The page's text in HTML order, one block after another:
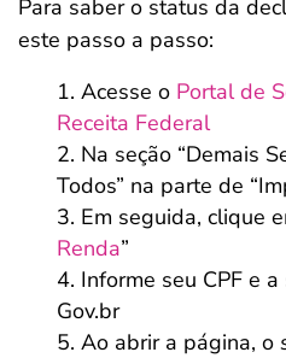
Para saber o status da
este passo a passo:
Acesse o Portal de
Receita Federal
Na seção “Demais
Todos” na parte de
Em seguida, clique
Renda”
Informe seu CPF e
Gov.br
Ao abrir a página, o